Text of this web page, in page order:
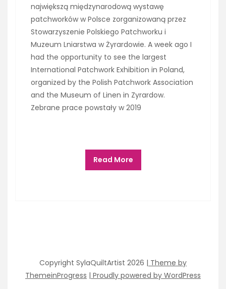
największą międzynarodową wystawę
patchworków w Polsce zorganizowaną przez
Stowarzyszenie Polskiego Patchworku i
Muzeum Lniarstwa w Żyrardowie. A week ago I
had the opportunity to see the largest
International Patchwork Exhibition in Poland,
organized by the Polish Patchwork Association
and the Museum of Linen in Zyrardow.
Zebrane prace powstały w 2019
Read More
Copyright SylaQuiltArtist 2026 | Theme by
ThemeinProgress | Proudly powered by WordPress